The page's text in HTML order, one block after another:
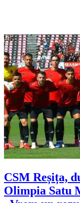
CSM Reșița,
Olimpia Satu